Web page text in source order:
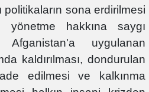
politikaların sona erdirilmesi
hakkına saygı
Afganistan'a uygulanan
kaldırılması, dondurulan
edilmesi ve kalkınma